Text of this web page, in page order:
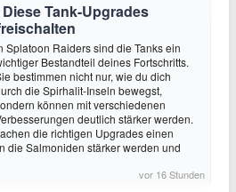
Tank-Upgrades
Splatoon Raiders sind die Tanks ein
Bestandteil deines Fortschritts.
bestimmen nicht nur, wie du dich
die Spirhalit-Inseln bewegst,
können mit verschiedenen
deutlich stärker werden.
die richtigen Upgrades einen
die Salmoniden stärker werden und
vor 16 Stunden